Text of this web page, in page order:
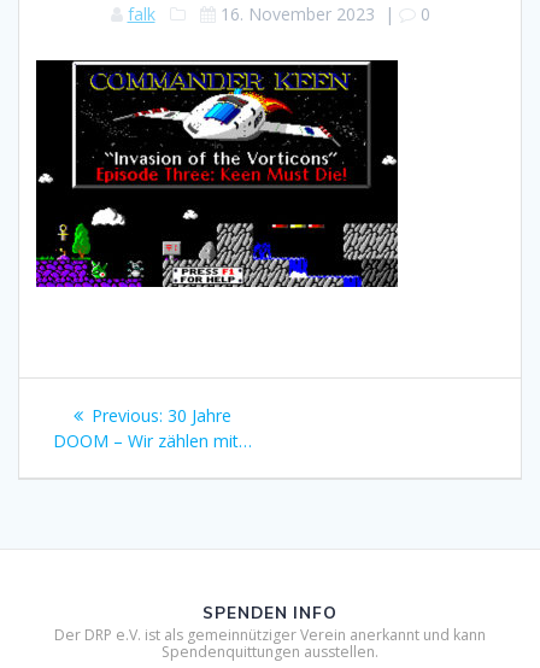
falk 16. November 2023 | 0
Beitragsnavigation
Previous: Previous
post:
30 Jahre
DOOM – Wir zählen mit…
SPENDEN INFO
Der DRP e.V. ist als gemeinnütziger Verein anerkannt und kann
Spendenquittungen ausstellen.